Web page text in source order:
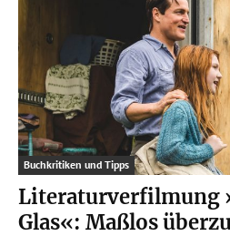
Buchkritiken und Tipps
Literaturverfilmung
Glas«: Maßlos